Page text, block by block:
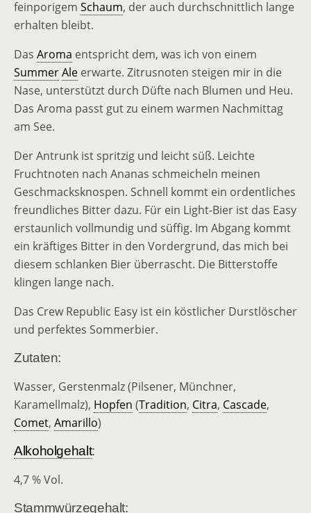
feinporigem Schaum, der auch durchschnittlich lange
erhalten bleibt.
Das Aroma entspricht dem, was ich von einem
SummerAle erwarte. Zitrusnoten steigen mir in die
Nase, unterstützt durch Düfte nach Blumen und Heu.
Das Aroma passt gut zu einem warmen Nachmittag
am See.
Der Antrunk ist spritzig und leicht süß. Leichte
Fruchtnoten nach Ananas schmeicheln meinen
Geschmacksknospen. Schnell kommt ein ordentliches
freundliches Bitter dazu. Für ein Light-Bier ist das Easy
erstaunlich vollmundig und süffig. Im Abgang kommt
ein kräftiges Bitter in den Vordergrund, das mich bei
diesem schlanken Bier überrascht. Die Bitterstoffe
klingen lange nach.
Das Crew Republic Easy ist ein köstlicher Durstlöscher
und perfektes Sommerbier.
Zutaten:
Wasser, Gerstenmalz (Pilsener, Münchner,
Karamellmalz), Hopfen (Tradition, Citra, Cascade,
Comet, Amarillo)
Alkoholgehalt:
4,7 % Vol.
Stammwürzegehalt: